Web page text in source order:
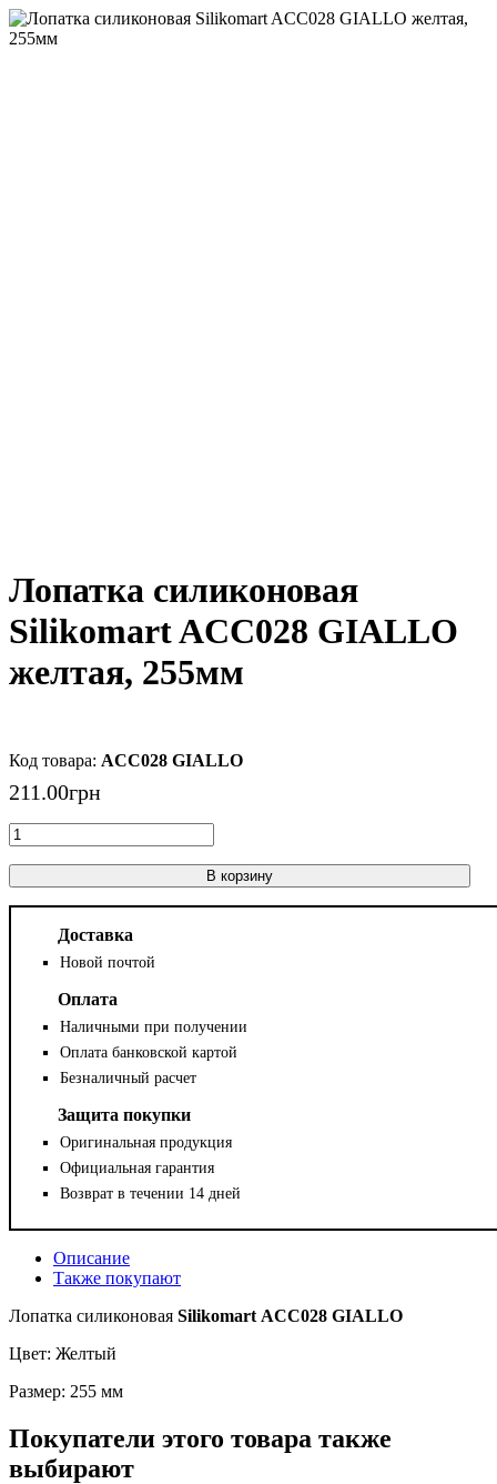
Лопатка силиконовая
Silikomart ACC028 GIALLO
желтая, 255мм
ACC028 GIALLO
211.00грн
В корзину
Доставка
Новой почтой
Оплата
Наличными при получении
Оплата банковской картой
Безналичный расчет
Защита покупки
Оригинальная продукция
Официальная гарантия
Возврат в течении 14 дней
Описание
Также покупают
Лопатка силиконовая Silikomart ACC028 GIALLO
Цвет: Желтый
Размер: 255 мм
Покупатели этого товара также
выбирают